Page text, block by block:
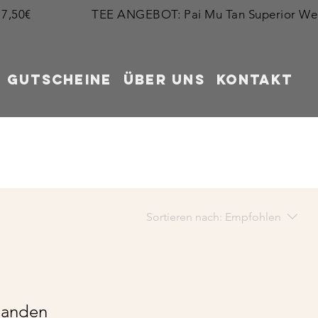
GUTSCHEINE ÜBER UNS KONTAKT
Sortieren nach: Empfohlen